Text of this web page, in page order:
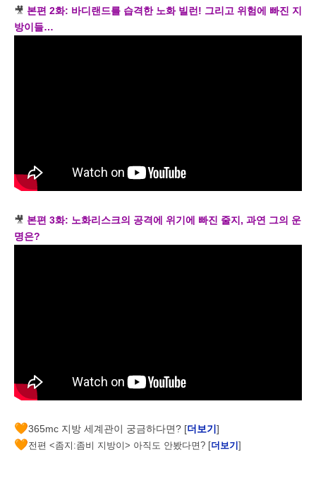
🎥 본편 2화: 바디랜드를 습격한 노화 빌런! 그리고 위험에 빠진 지
방이들…
🎥 본편 3화: 노화리스크의 공격에 위기에 빠진 줄지, 과연 그의 운
명은?
🧡365mc 지방 세계관이 궁금하다면? [더보기 ]
🧡전편 <좀지:좀비 지방이> 아직도 안봤다면? [더보기 ]